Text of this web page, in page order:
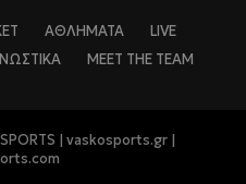
ΑΘΛΗΜΑΤΑ
LIVE
MEET THE TEAM
| vaskosports.gr |